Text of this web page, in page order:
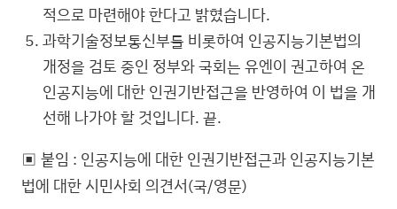
적으로 마련해야 한다고 밝혔습니다.
과학기술정보통신부를 비롯하여 인공지능기본법의
개정을 검토 중인 정부와 국회는 유엔이 권고하여 온
인공지능에 대한 인권기반접근을 반영하여 이 법을 개
선해 나가야 할 것입니다. 끝.
▣ 붙임 : 인공지능에 대한 인권기반접근과 인공지능기본
법에 대한 시민사회 의견서(국/영문)